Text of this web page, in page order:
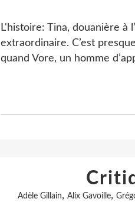
L'histoire: Tina, douanière
extraordinaire. C’est
quand Vore, un homme
Adèle Gillain, Alix Gavoille,